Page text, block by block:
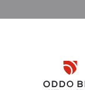
Disclaimer